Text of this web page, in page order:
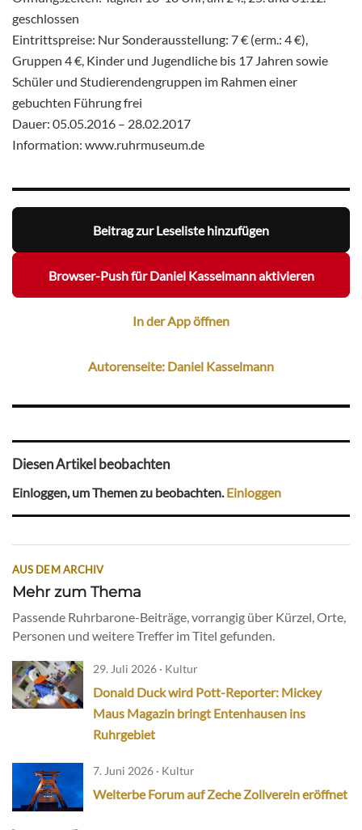
geschlossen
Eintrittspreise: Nur Sonderausstellung: 7 € (erm.: 4 €),
Gruppen 4 €, Kinder und Jugendliche bis 17 Jahren sowie
Schüler und Studierendengruppen im Rahmen einer
gebuchten Führung frei
Dauer: 05.05.2016 – 28.02.2017
Information: www.ruhrmuseum.de
Beitrag zur Leseliste hinzufügen
Browser-Push für Daniel Kasselmann aktivieren
In der App öffnen
Autorenseite: Daniel Kasselmann
Diesen Artikel beobachten
Einloggen, um Themen zu beobachten.Einloggen
AUS DEM ARCHIV
Mehr zum Thema
Passende Ruhrbarone-Beiträge, vorrangig über Kürzel, Orte,
Personen und weitere Treffer im Titel gefunden.
29. Juli 2026 · Kultur
Donald Duck wird Pott-Reporter: Mickey
Maus Magazin bringt Entenhausen ins
Ruhrgebiet
7. Juni 2026 · Kultur
Welterbe Forum auf Zeche Zollverein eröffnet